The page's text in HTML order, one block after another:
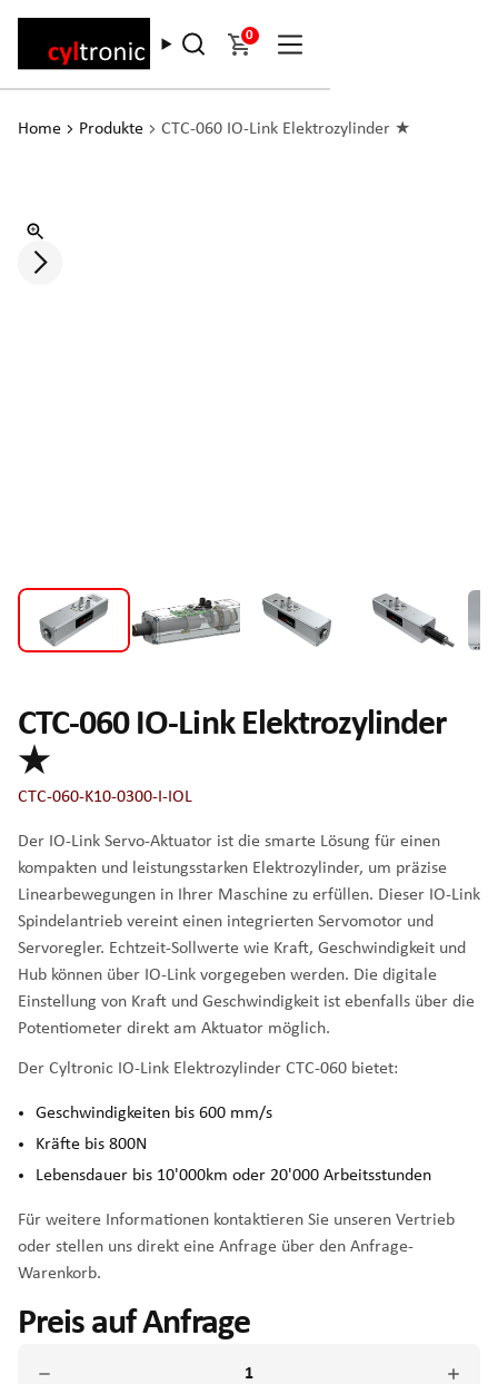
0
Home Produkte CTC-060 IO-Link Elektrozylinder ★
CTC-060 IO-Link Elektrozylinder
★
CTC-060-K10-0300-I-IOL
Der IO-Link Servo-Aktuator ist die smarte Lösung für einen
kompakten und leistungsstarken Elektrozylinder, um präzise
Linearbewegungen in Ihrer Maschine zu erfüllen. Dieser IO-Link
Spindelantrieb vereint einen integrierten Servomotor und
Servoregler. Echtzeit-Sollwerte wie Kraft, Geschwindigkeit und
Hub können über IO-Link vorgegeben werden. Die digitale
Einstellung von Kraft und Geschwindigkeit ist ebenfalls über die
Potentiometer direkt am Aktuator möglich.
Der Cyltronic IO-Link Elektrozylinder CTC-060 bietet:
Geschwindigkeiten bis 600 mm/s
Kräfte bis 800N
Lebensdauer bis 10'000km oder 20'000 Arbeitsstunden
Für weitere Informationen kontaktieren Sie unseren Vertrieb
oder stellen uns direkt eine Anfrage über den Anfrage-
Warenkorb.
Preis auf Anfrage